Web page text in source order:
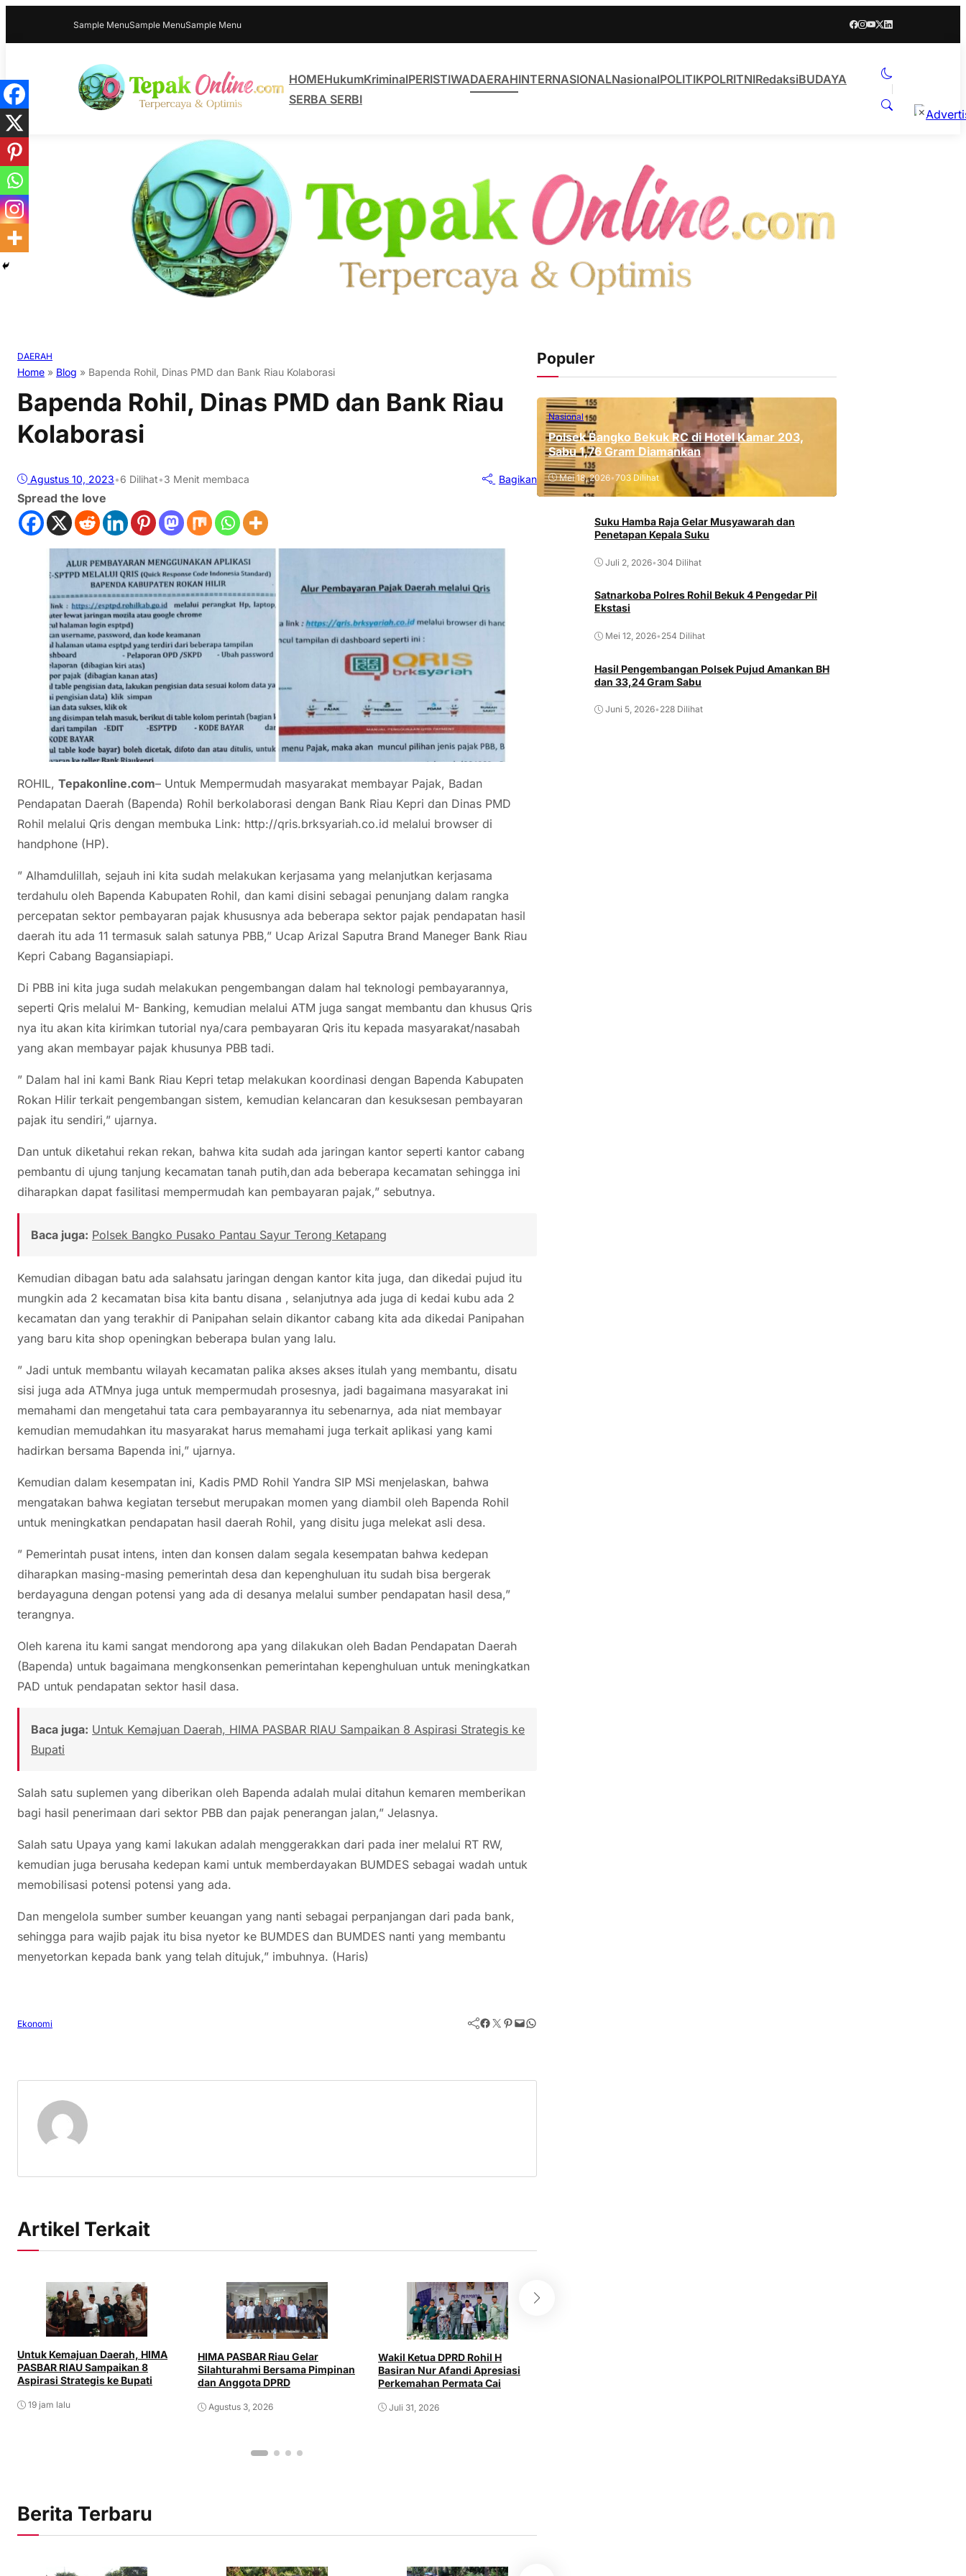
Sample MenuSample MenuSample Menu
HOMEHukumKriminalPERISTIWADAERAHINTERNASIONALNasionalPOLITIKPOLRITNIRedaksiBUDAYA
SERBA SERBI
DAERAH
Home » Blog » Bapenda Rohil, Dinas PMD dan Bank Riau Kolaborasi
Bapenda Rohil, Dinas PMD dan Bank Riau
Kolaborasi
Agustus 10, 2023•6 Dilihat•3 Menit membaca Bagikan
Spread the love
ROHIL, Tepakonline.com– Untuk Mempermudah masyarakat membayar Pajak, Badan
Pendapatan Daerah (Bapenda) Rohil berkolaborasi dengan Bank Riau Kepri dan Dinas PMD
Rohil melalui Qris dengan membuka Link: http://qris.brksyariah.co.id melalui browser di
handphone (HP).
” Alhamdulillah, sejauh ini kita sudah melakukan kerjasama yang melanjutkan kerjasama
terdahulu oleh Bapenda Kabupaten Rohil, dan kami disini sebagai penunjang dalam rangka
percepatan sektor pembayaran pajak khususnya ada beberapa sektor pajak pendapatan hasil
daerah itu ada 11 termasuk salah satunya PBB,” Ucap Arizal Saputra Brand Maneger Bank Riau
Kepri Cabang Bagansiapiapi.
Di PBB ini kita juga sudah melakukan pengembangan dalam hal teknologi pembayarannya,
seperti Qris melalui M- Banking, kemudian melalui ATM juga sangat membantu dan khusus Qris
nya itu akan kita kirimkan tutorial nya/cara pembayaran Qris itu kepada masyarakat/nasabah
yang akan membayar pajak khusunya PBB tadi.
” Dalam hal ini kami Bank Riau Kepri tetap melakukan koordinasi dengan Bapenda Kabupaten
Rokan Hilir terkait pengembangan sistem, kemudian kelancaran dan kesuksesan pembayaran
pajak itu sendiri,” ujarnya.
Dan untuk diketahui rekan rekan, bahwa kita sudah ada jaringan kantor seperti kantor cabang
pembantu di ujung tanjung kecamatan tanah putih,dan ada beberapa kecamatan sehingga ini
diharapkan dapat fasilitasi mempermudah kan pembayaran pajak,” sebutnya.
Baca juga: Polsek Bangko Pusako Pantau Sayur Terong Ketapang
Kemudian dibagan batu ada salahsatu jaringan dengan kantor kita juga, dan dikedai pujud itu
mungkin ada 2 kecamatan bisa kita bantu disana , selanjutnya ada juga di kedai kubu ada 2
kecamatan dan yang terakhir di Panipahan selain dikantor cabang kita ada dikedai Panipahan
yang baru kita shop openingkan beberapa bulan yang lalu.
” Jadi untuk membantu wilayah kecamatan palika akses akses itulah yang membantu, disatu
sisi juga ada ATMnya juga untuk mempermudah prosesnya, jadi bagaimana masyarakat ini
memahami dan mengetahui tata cara pembayarannya itu sebenarnya, ada niat membayar
kemudian memudahkan itu masyarakat harus memahami juga terkait aplikasi yang kami
hadirkan bersama Bapenda ini,” ujarnya.
Kemudian dalam kesempatan ini, Kadis PMD Rohil Yandra SIP MSi menjelaskan, bahwa
mengatakan bahwa kegiatan tersebut merupakan momen yang diambil oleh Bapenda Rohil
untuk meningkatkan pendapatan hasil daerah Rohil, yang disitu juga melekat asli desa.
” Pemerintah pusat intens, inten dan konsen dalam segala kesempatan bahwa kedepan
diharapkan masing-masing pemerintah desa dan kepenghuluan itu sudah bisa bergerak
berdayaguna dengan potensi yang ada di desanya melalui sumber pendapatan hasil desa,”
terangnya.
Oleh karena itu kami sangat mendorong apa yang dilakukan oleh Badan Pendapatan Daerah
(Bapenda) untuk bagaimana mengkonsenkan pemerintahan kepenghuluan untuk meningkatkan
PAD untuk pendapatan sektor hasil dasa.
Baca juga: Untuk Kemajuan Daerah, HIMA PASBAR RIAU Sampaikan 8 Aspirasi Strategis ke
Bupati
Salah satu suplemen yang diberikan oleh Bapenda adalah mulai ditahun kemaren memberikan
bagi hasil penerimaan dari sektor PBB dan pajak penerangan jalan,” Jelasnya.
Salah satu Upaya yang kami lakukan adalah menggerakkan dari pada iner melalui RT RW,
kemudian juga berusaha kedepan kami untuk memberdayakan BUMDES sebagai wadah untuk
memobilisasi potensi potensi yang ada.
Dan mengelola sumber sumber keuangan yang nanti sebagai perpanjangan dari pada bank,
sehingga para wajib pajak itu bisa nyetor ke BUMDES dan BUMDES nanti yang membantu
menyetorkan kepada bank yang telah ditujuk,” imbuhnya. (Haris)
Ekonomi Facebook Twitter Pinterest Mail WhatsApp
Artikel Terkait
Untuk Kemajuan Daerah, HIMA
PASBAR RIAU Sampaikan 8
Aspirasi Strategis ke Bupati
19 jam lalu
HIMA PASBAR Riau Gelar
Silahturahmi Bersama Pimpinan
dan Anggota DPRD
Agustus 3, 2026
Wakil Ketua DPRD Rohil H
Basiran Nur Afandi Apresiasi
Perkemahan Permata Cai
Juli 31, 2026
Berita Terbaru
Populer
Nasional
Polsek Bangko Bekuk RC di Hotel Kamar 203,
Sabu 1,76 Gram Diamankan
Mei 18, 2026•703 Dilihat
Suku Hamba Raja Gelar Musyawarah dan
Penetapan Kepala Suku
Juli 2, 2026• 304 Dilihat
Satnarkoba Polres Rohil Bekuk 4 Pengedar Pil
Ekstasi
Mei 12, 2026• 254 Dilihat
Hasil Pengembangan Polsek Pujud Amankan BH
dan 33,24 Gram Sabu
Juni 5, 2026• 228 Dilihat
×